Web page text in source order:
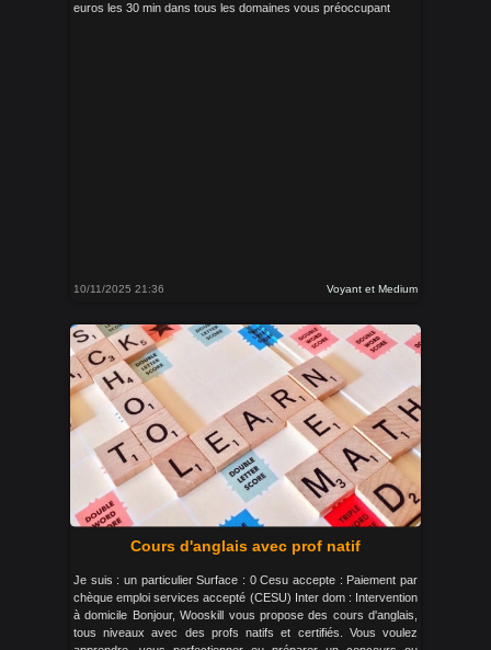
euros les 30 min dans tous les domaines vous préoccupant
10/11/2025 21:36 Voyant et Medium
Cours d'anglais avec prof natif
Je suis : un particulier Surface : 0 Cesu accepte : Paiement par
chèque emploi services accepté (CESU) Inter dom : Intervention
à domicile Bonjour, Wooskill vous propose des cours d'anglais,
tous niveaux avec des profs natifs et certifiés. Vous voulez